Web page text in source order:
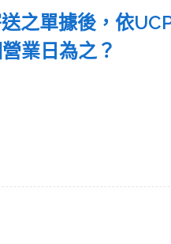
之單據後，依
營業日為之？